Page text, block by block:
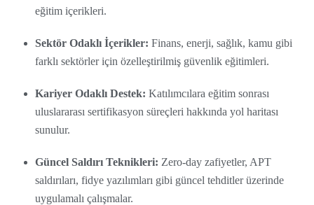
eğitim içerikleri.
Sektör Odaklı İçerikler: Finans, enerji, sağlık, kamu gibi
farklı sektörler için özelleştirilmiş güvenlik eğitimleri.
Kariyer Odaklı Destek: Katılımcılara eğitim sonrası
uluslararası sertifikasyon süreçleri hakkında yol haritası
sunulur.
Güncel Saldırı Teknikleri: Zero-day zafiyetler, APT
saldırıları, fidye yazılımları gibi güncel tehditler üzerinde
uygulamalı çalışmalar.